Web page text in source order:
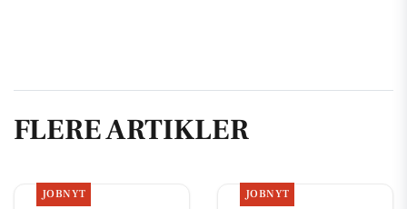
FLERE ARTIKLER
JOBNYT JOBNYT